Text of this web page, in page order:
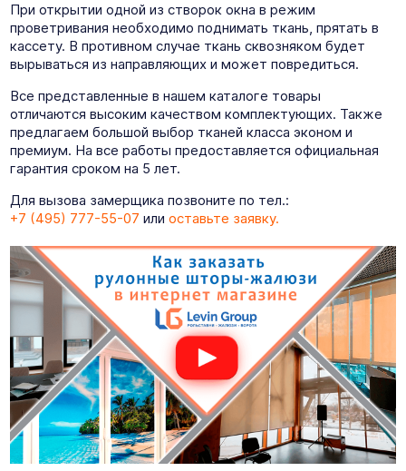
При открытии одной из створок окна в режим
проветривания необходимо поднимать ткань, прятать в
кассету. В противном случае ткань сквозняком будет
вырываться из направляющих и может повредиться.
Все представленные в нашем каталоге товары
отличаются высоким качеством комплектующих. Также
предлагаем большой выбор тканей класса эконом и
премиум. На все работы предоставляется официальная
гарантия сроком на 5 лет.
Для вызова замерщика позвоните по тел.:
+7 (495) 777-55-07 или оставьте заявку.